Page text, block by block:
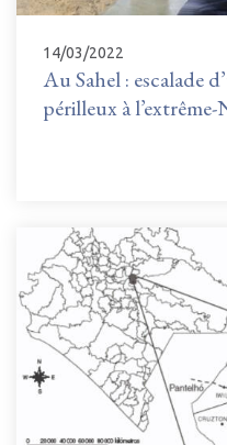
14/03/2022
Au Sahel : escalade
périlleux à